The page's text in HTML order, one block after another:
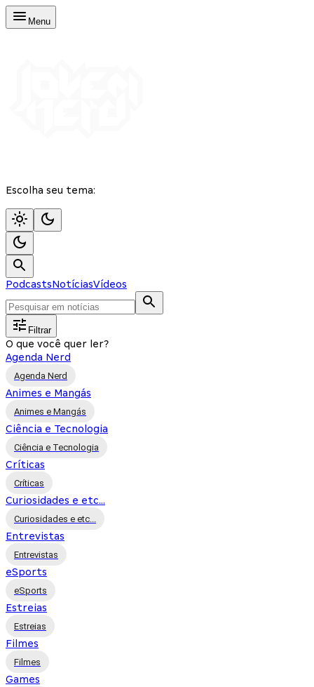
Menu
Escolha seu tema:
PodcastsNotíciasVídeos
Filtrar
O que você quer ler?
Agenda Nerd
Agenda Nerd
Animes e Mangás
Animes e Mangás
Ciência e Tecnologia
Ciência e Tecnologia
Críticas
Críticas
Curiosidades e etc...
Curiosidades e etc...
Entrevistas
Entrevistas
eSports
eSports
Estreias
Estreias
Filmes
Filmes
Games